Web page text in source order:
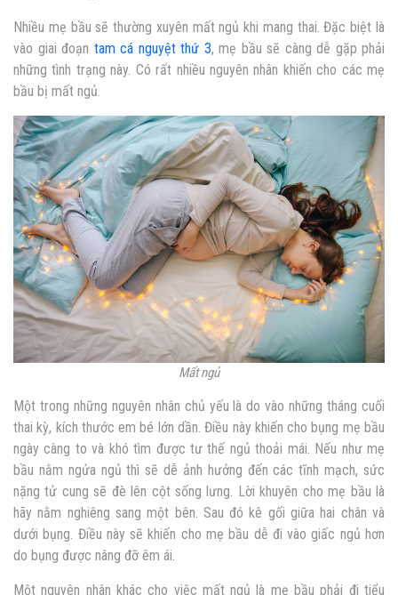
Nhiều mẹ bầu sẽ thường xuyên mất ngủ khi mang thai. Đặc biệt là
vào giai đoạn tam cá nguyệt thứ 3, mẹ bầu sẽ càng dễ gặp phải
những tình trạng này. Có rất nhiều nguyên nhân khiến cho các mẹ
bầu bị mất ngủ.
Mất ngủ
Một trong những nguyên nhân chủ yếu là do vào những tháng cuối
thai kỳ, kích thước em bé lớn dần. Điều này khiến cho bụng mẹ bầu
ngày càng to và khó tìm được tư thế ngủ thoải mái. Nếu như mẹ
bầu nằm ngửa ngủ thì sẽ dễ ảnh hưởng đến các tĩnh mạch, sức
nặng tử cung sẽ đè lên cột sống lưng. Lời khuyên cho mẹ bầu là
hãy nằm nghiêng sang một bên. Sau đó kê gối giữa hai chân và
dưới bụng. Điều này sẽ khiến cho mẹ bầu dễ đi vào giấc ngủ hơn
do bụng được nâng đỡ êm ái.
Một nguyên nhân khác cho việc mất ngủ là mẹ bầu phải đi tiểu